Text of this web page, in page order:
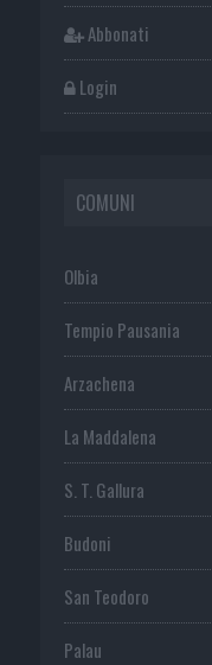
Abbonati
Login
COMUNI
Olbia
Tempio Pausania
Arzachena
La Maddalena
S. T. Gallura
Budoni
San Teodoro
Palau